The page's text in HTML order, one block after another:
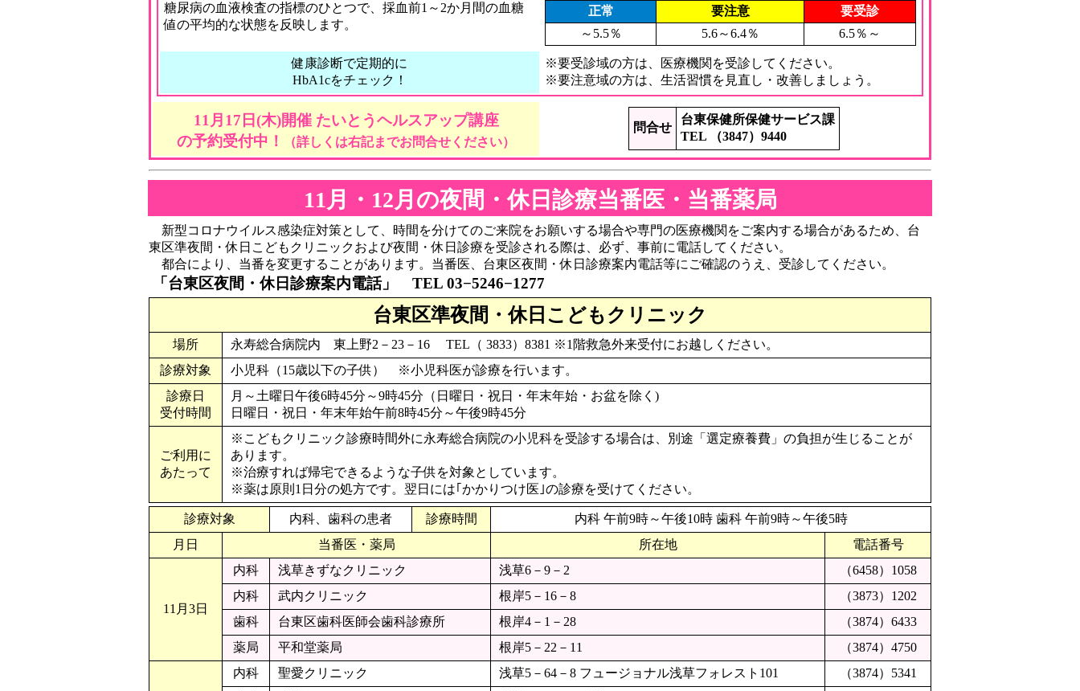
糖尿病の血液検査の指標のひとつで、採血前1～2か月間の血糖
値の平均的な状態を反映します。
正常
要注意
要受診
～5.5％
5.6～6.4％ 6.5％～
健康診断で定期的に
HbA1cをチェック！
※要受診域の方は、医療機関を受診してください。
※要注意域の方は、生活習慣を見直し・改善しましょう。
11月17日(木)開催 たいとうヘルスアップ講座
の予約受付中！
（詳しくは右記までお問合せください）
問合せ
台東保健所保健サービス課
TEL （3847）9440
11月・12月の夜間・休日診療当番医・当番薬局
新型コロナウイルス感染症対策として、時間を分けてのご来院をお願いする場合や専門の医療機関をご案内する場合があるため、台
東区準夜間・休日こどもクリニックおよび夜間・休日診療を受診される際は、必ず、事前に電話してください。
都合により、当番を変更することがあります。当番医、台東区夜間・休日診療案内電話等にご確認のうえ、受診してください。
「台東区夜間・休日診療案内電話」 TEL 03−5246−1277
台東区準夜間・休日こどもクリニック
場所
永寿総合病院内 東上野2－23－16 TEL（ 3833）8381 ※1階救急外来受付にお越しください。
診療対象
小児科（15歳以下の子供） ※小児科医が診療を行います。
診療日
受付時間
月～土曜日午後6時45分～9時45分（日曜日・祝日・年末年始・お盆を除く)
日曜日・祝日・年末年始午前8時45分～午後9時45分
ご利用に
あたって
※こどもクリニック診療時間外に永寿総合病院の小児科を受診する場合は、別途「選定療養費」の負担が生じることが
あります。
※治療すれば帰宅できるような子供を対象としています。
※薬は原則1日分の処方です。翌日には｢かかりつけ医｣の診療を受けてください。
診療対象 内科、歯科の患者 診療時間
内科 午前9時～午後10時 歯科 午前9時～午後5時
月日
当番医・薬局 所在地 電話番号
11月3日
内科 浅草きずなクリニック 浅草6－9－2
（6458）1058
内科
武内クリニック 根岸5－16－8
（3873）1202
歯科
台東区歯科医師会歯科診療所 根岸4－1－28
（3874）6433
薬局
平和堂薬局 根岸5－22－11 （3874）4750
内科 聖愛クリニック 浅草5－64－8 フュージョナル浅草フォレスト101
（3874）5341